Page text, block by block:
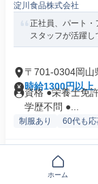
淀川食品株式会社
正社員、パート
スタッフが活躍し
〒701-0304岡山
時給1300円以上
資格 ●栄養士免
学歴不問 ●...
制服あり 60代も
ホーム